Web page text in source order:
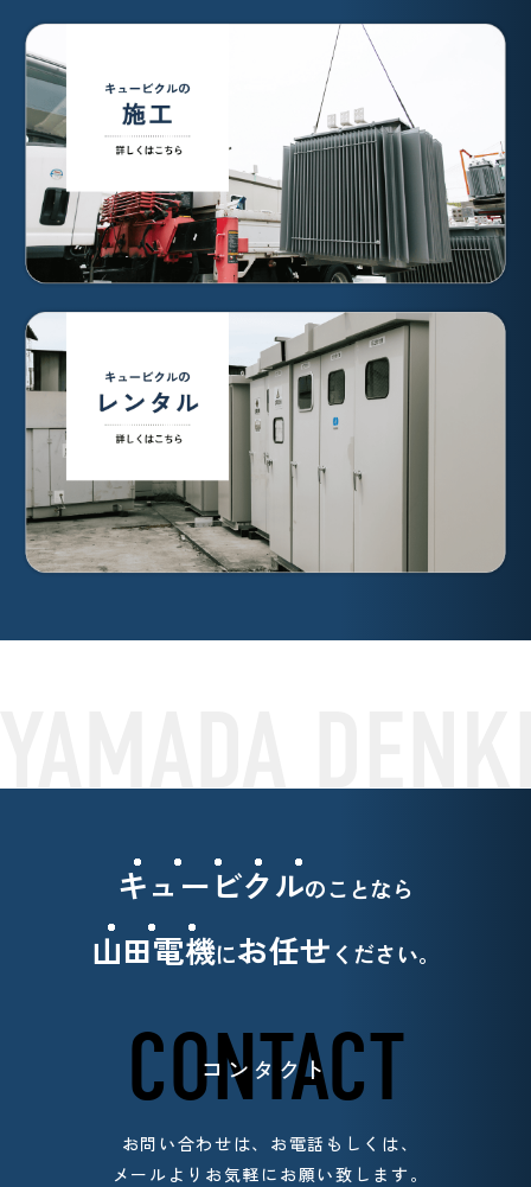
キュービクルのことなら
山田電機にお任せ ください。
CONTACT
コンタクト
お問い合わせは、お電話もしくは、
メールよりお気軽 にお願い致します。